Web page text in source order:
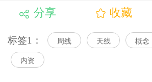
分享 收藏
标签1： 周线 天线 概念
内资